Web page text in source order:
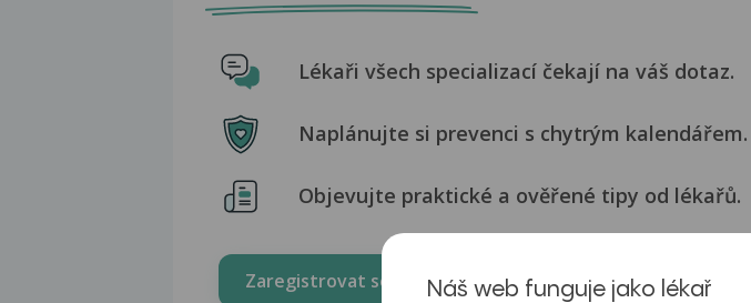
Lékaři všech specializací čekají na váš dotaz.
Naplánujte si prevenci s chytrým kalendářem.
Objevujte praktické a ověřené tipy od lékařů.
Zaregistrovat se zdarma Přihlásit se
Náš web funguje jako lékař